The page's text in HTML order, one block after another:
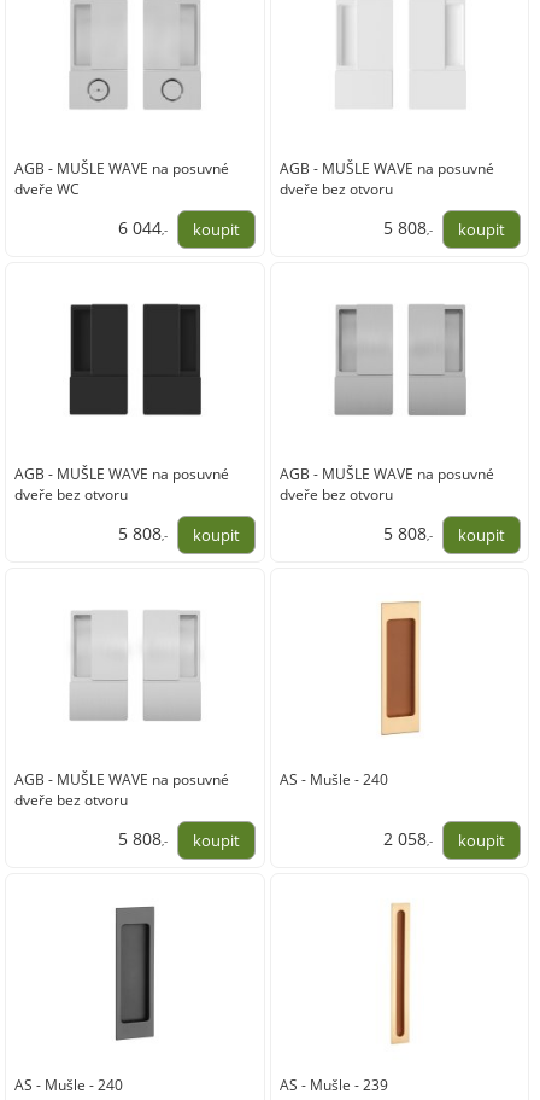
AGB - MUŠLE WAVE na posuvné
dveře WC
6 044,-
AGB - MUŠLE WAVE na posuvné
dveře bez otvoru
5 808,-
AGB - MUŠLE WAVE na posuvné
dveře bez otvoru
5 808,-
AGB - MUŠLE WAVE na posuvné
dveře bez otvoru
5 808,-
AGB - MUŠLE WAVE na posuvné
dveře bez otvoru
5 808,-
AS - Mušle - 240
2 058,-
AS - Mušle - 240 AS - Mušle - 239